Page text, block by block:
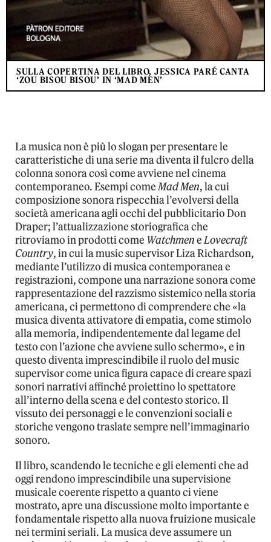
SULLA COPERTINA DEL LIBRO, JESSICA PARÉ CANTA
‘ZOU BISOU BISOU’ IN ‘MAD MEN’
La musica non è più lo slogan per presentare le
caratteristiche di una serie ma diventa il fulcro della
colonna sonora così come avviene nel cinema
contemporaneo. Esempi comeMad Men, la cui
composizione sonora rispecchia l’evolversi della
società americana agli occhi del pubblicitario Don
Draper; l’attualizzazione storiografica che
ritroviamo in prodotti come WatchmeneLovecraft
Country, in cui la music supervisor Liza Richardson,
mediante l’utilizzo di musica contemporanea e
registrazioni, compone una narrazione sonora come
rappresentazione del razzismo sistemico nella storia
americana, ci permettono di comprendere che «la
musica diventa attivatore di empatia, come stimolo
alla memoria, indipendentemente dal legame del
testo con l’azione che avviene sullo schermo», e in
questo diventa imprescindibile il ruolo del music
supervisor come unica figura capace di creare spazi
sonori narrativi affinché proiettino lo spettatore
all’interno della scena e del contesto storico. Il
vissuto dei personaggi e le convenzioni sociali e
storiche vengono traslate sempre nell’immaginario
sonoro.
Il libro, scandendo le tecniche e gli elementi che ad
oggi rendono imprescindibile una supervisione
musicale coerente rispetto a quanto ci viene
mostrato, apre una discussione molto importante e
fondamentale rispetto alla nuova fruizione musicale
nei termini seriali. La musica deve assumere un